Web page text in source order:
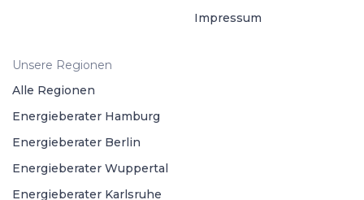
Impressum
Unsere Regionen
Alle Regionen
Energieberater Hamburg
Energieberater Berlin
Energieberater Wuppertal
Energieberater Karlsruhe